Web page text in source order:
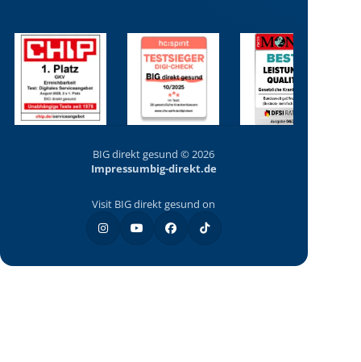
Image Image Image
BIG direkt gesund © 2026
Impressumbig-direkt.de
Visit BIG direkt gesund on